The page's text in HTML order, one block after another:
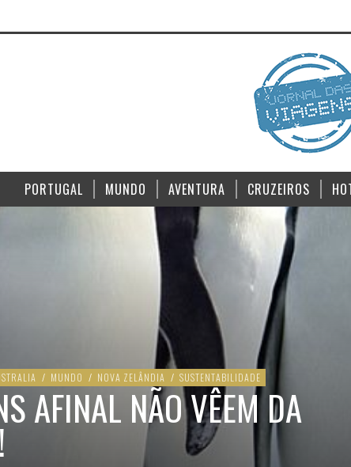
PORTUGAL MUNDO AVENTURA CRUZEIROS
/ MUNDO / NOVA ZELÂNDIA / SUSTENTABILIDADE
AFINAL NÃO VÊEM DA